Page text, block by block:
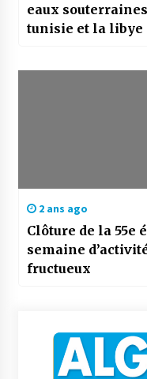
eaux
tunisie et la libye
2 ans ago
Clôture de la 55e
semaine
fructueux